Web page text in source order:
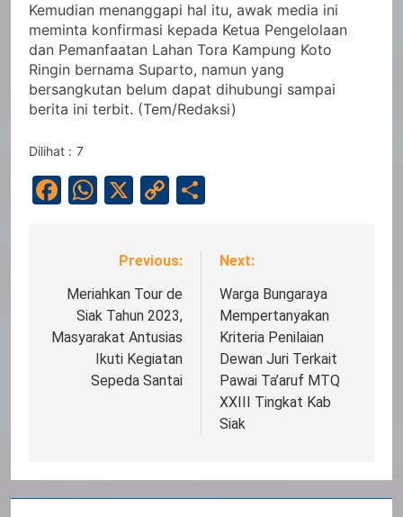
Kemudian menanggapi hal itu, awak media ini
meminta konfirmasi kepada Ketua Pengelolaan
dan Pemanfaatan Lahan Tora Kampung Koto
Ringin bernama Suparto, namun yang
bersangkutan belum dapat dihubungi sampai
berita ini terbit. (Tem/Redaksi)
Dilihat : 7
Facebook
WhatsApp
X
Copy
Navigasi
pos
Previous:
Meriahkan Tour de
Siak Tahun 2023,
Masyarakat Antusias
Ikuti Kegiatan
Sepeda Santai
Next:
Warga Bungaraya
Mempertanyakan
Kriteria Penilaian
Dewan Juri Terkait
Pawai Ta’aruf MTQ
XXIII Tingkat Kab
Siak